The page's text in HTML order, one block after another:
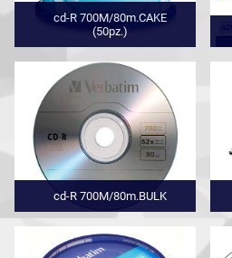
cd-R 700M/80m.CAKE
(50pz.)
cd-R 700M/80m.BULK